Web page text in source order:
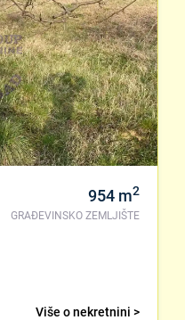
954 m2
GRAĐEVINSKO ZEMLJIŠTE
Više o nekretnini >